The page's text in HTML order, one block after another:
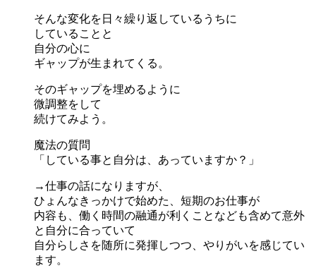
そんな変化を日々繰り返しているうちに
していることと
自分の心に
ギャップが生まれてくる。
そのギャップを埋めるように
微調整をして
続けてみよう。
魔法の質問
「している事と自分は、あっていますか？」
→仕事の話になりますが、
ひょんなきっかけで始めた、短期のお仕事が
内容も、働く時間の融通が利くことなども含めて意外
と自分に合っていて
自分らしさを随所に発揮しつつ、やりがいを感じてい
ます。